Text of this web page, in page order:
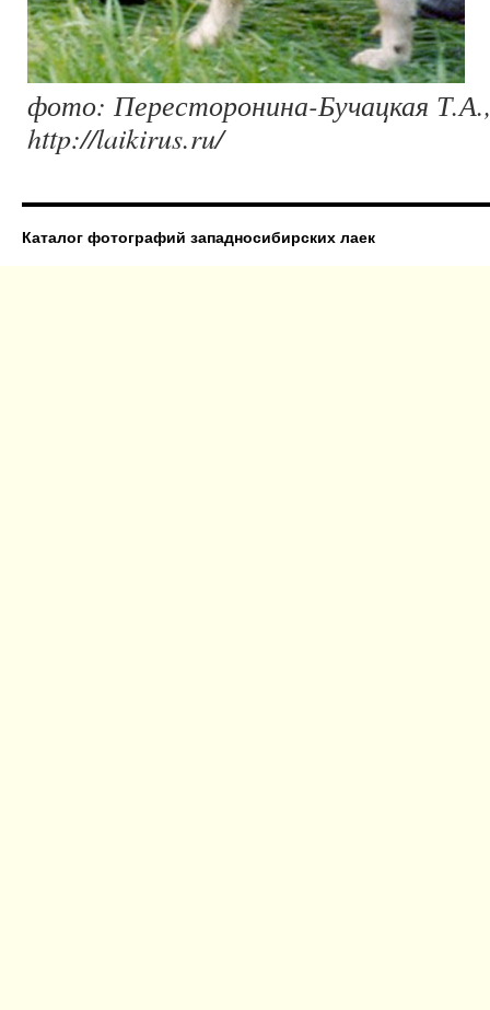
фото: Пересторонина-Бучацкая
http://laikirus.ru/
Каталог фотографий западносибирских лаек